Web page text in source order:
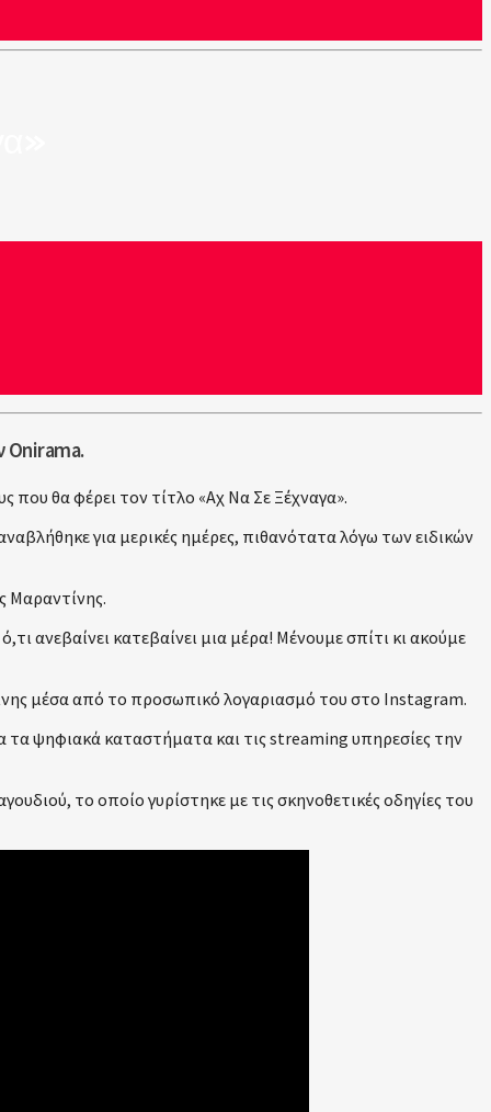
Onirama.
που θα φέρει τον τίτλο «Αχ Να Σε Ξέχναγα».
για μερικές ημέρες, πιθανότατα λόγω των ειδικών
Μαραντίνης.
ανεβαίνει κατεβαίνει μια μέρα! Μένουμε σπίτι κι ακούμε
μέσα από το προσωπικό λογαριασμό του στο Instagram.
τα ψηφιακά καταστήματα και τις streaming υπηρεσίες την
το οποίο γυρίστηκε με τις σκηνοθετικές οδηγίες του